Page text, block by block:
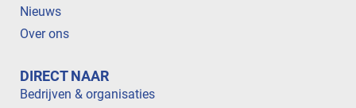
Nieuws
Over ons
DIRECT NAAR
Bedrijven & organisaties